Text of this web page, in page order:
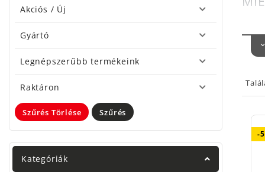
Akciós / Új
Gyártó
Legnépszerűbb termékeink
Raktáron
Szűrés Törlése Szűrés
Kategóriák
-